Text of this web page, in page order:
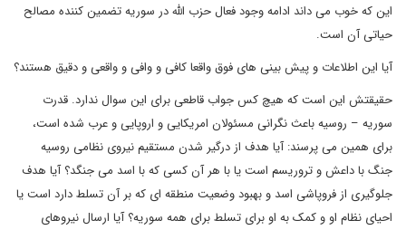
این که خوب می داند ادامه وجود فعال حزب الله در سوریه تضمین کننده مصالح
حیاتی آن است.
آیا این اطلاعات و پیش بینی های فوق واقعا کافی و وافی و واقعی و دقیق هستند؟
حقیقتش این است که هیچ کس جواب قاطعی برای این سوال ندارد. قدرت
سوریه – روسیه باعث نگرانی مسئولان امریکایی و اروپایی و عرب شده است،
برای همین می پرسند: آیا هدف از درگیر شدن مستقیم نیروی نظامی روسیه
جنگ با داعش و تروریسم است یا با هر آن کسی که با اسد می جنگد؟ آیا هدف
جلوگیری از فروپاشی اسد و بهبود وضعیت منطقه ای که بر آن تسلط دارد است یا
احیای نظام او و کمک به او برای تسلط برای همه سوریه؟ آیا ارسال نیروهای